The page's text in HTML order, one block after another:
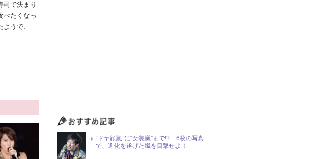
で決まり
べたくなっ
うで、
“ドヤ顔嵐”に“女装嵐”まで!? 6枚の写真
で、進化を遂げた嵐を目撃せよ！